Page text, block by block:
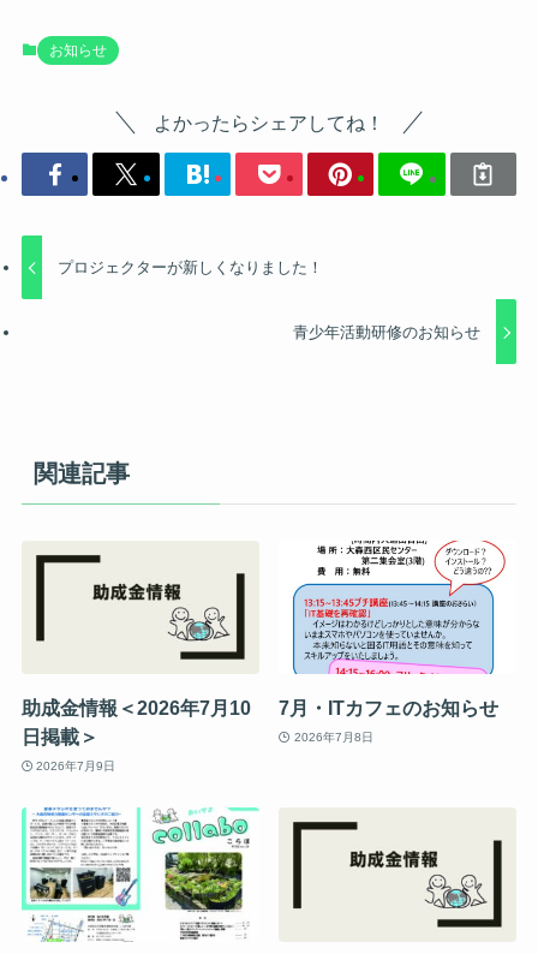
お知らせ
よかったらシェアしてね！
プロジェクターが新しくなりました！
青少年活動研修のお知らせ
関連記事
助成金情報＜2026年7月10
日掲載＞
2026年7月9日
7月・ITカフェのお知らせ
2026年7月8日